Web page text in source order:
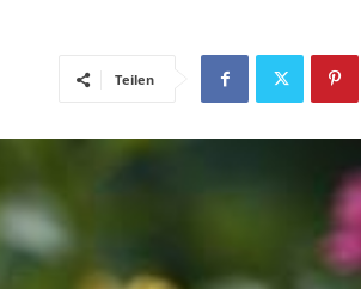
Teilen